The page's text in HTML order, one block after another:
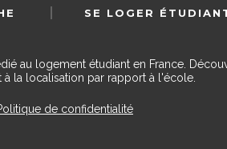
SE LOGER
au logement étudiant en France.
la localisation par rapport à l'école.
de confidentialité